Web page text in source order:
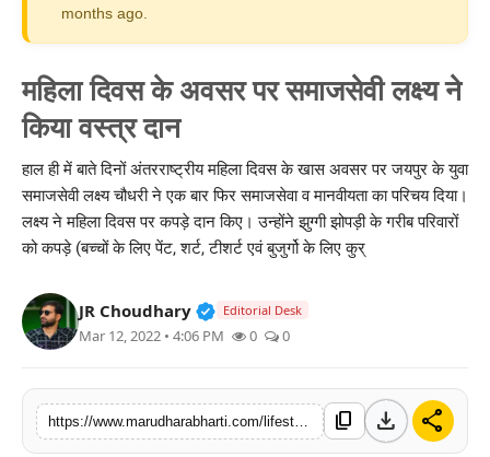
मनोरंजन
लाइफस्टाइल
खेल
बिज़नेस
टेक्नोलॉजी
शिक्षा
वीडियो
months ago.
महिला दिवस के अवसर पर समाजसेवी लक्ष्य ने
किया वस्त्र दान
हाल ही में बाते दिनों अंतरराष्ट्रीय महिला दिवस के खास अवसर पर जयपुर के युवा
समाजसेवी लक्ष्य चौधरी ने एक बार फिर समाजसेवा व मानवीयता का परिचय दिया।
लक्ष्य ने महिला दिवस पर कपड़े दान किए। उन्होंने झुग्गी झोपड़ी के गरीब परिवारों
को कपड़े (बच्चों के लिए पेंट, शर्ट, टीशर्ट एवं बुजुर्गो के लिए कुर्
JR Choudhary Verified Public Figure • 30 Mar,
Editorial Desk
Mar 12, 2022 • 4:06 PM 0 0
content_copy download share